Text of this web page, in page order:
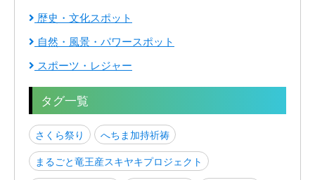
歴史・文化スポット
自然・風景・パワースポット
スポーツ・レジャー
タグ一覧
さくら祭り
へちま加持祈祷
まるごと竜王産スキヤキプロジェクト